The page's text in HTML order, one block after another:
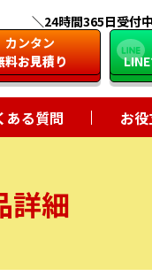
24時間365日受付
カンタン
料お見積り
ある質問 お
詳細